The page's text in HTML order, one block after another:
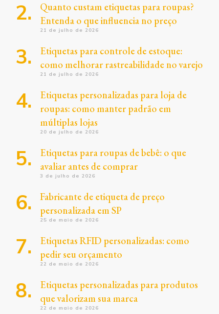
Quanto custam etiquetas para roupas?
Entenda o que influencia no preço
21 de julho de 2026
Etiquetas para controle de estoque:
como melhorar rastreabilidade no varejo
21 de julho de 2026
Etiquetas personalizadas para loja de
roupas: como manter padrão em
múltiplas lojas
20 de julho de 2026
Etiquetas para roupas de bebê: o que
avaliar antes de comprar
3 de julho de 2026
Fabricante de etiqueta de preço
personalizada em SP
25 de maio de 2026
Etiquetas RFID personalizadas: como
pedir seu orçamento
22 de maio de 2026
Etiquetas personalizadas para produtos
que valorizam sua marca
22 de maio de 2026